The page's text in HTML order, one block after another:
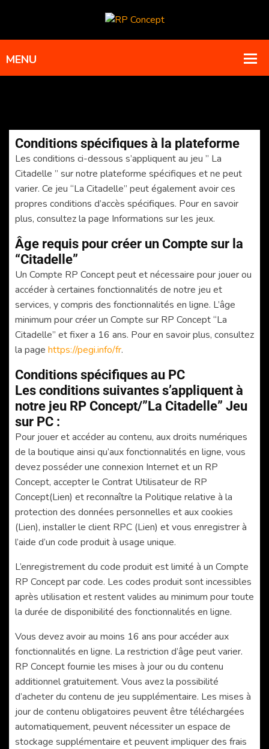
Conditions spécifiques à la plateforme
Les conditions ci-dessous s’appliquent au jeu ” La
Citadelle ” sur notre plateforme spécifiques et ne peut
varier. Ce jeu “La Citadelle” peut également avoir ces
propres conditions d’accès spécifiques. Pour en savoir
plus, consultez la page Informations sur les jeux.
Âge requis pour créer un Compte sur la
“Citadelle”
Un Compte RP Concept peut et nécessaire pour jouer ou
accéder à certaines fonctionnalités de notre jeu et
services, y compris des fonctionnalités en ligne. L’âge
minimum pour créer un Compte sur RP Concept “La
Citadelle” et fixer a 16 ans. Pour en savoir plus, consultez
la page https://pegi.info/fr.
Conditions spécifiques au PC
Les conditions suivantes s’appliquent à
notre jeu RP Concept/”La Citadelle” Jeu
sur PC :
Pour jouer et accéder au contenu, aux droits numériques
de la boutique ainsi qu’aux fonctionnalités en ligne, vous
devez posséder une connexion Internet et un RP
Concept, accepter le Contrat Utilisateur de RP
Concept(Lien) et reconnaître la Politique relative à la
protection des données personnelles et aux cookies
(Lien), installer le client RPC (Lien) et vous enregistrer à
l’aide d’un code produit à usage unique.
L’enregistrement du code produit est limité à un Compte
RP Concept par code. Les codes produit sont incessibles
après utilisation et restent valides au minimum pour toute
la durée de disponibilité des fonctionnalités en ligne.
Vous devez avoir au moins 16 ans pour accéder aux
fonctionnalités en ligne. La restriction d’âge peut varier.
RP Concept fournie les mises à jour ou du contenu
additionnel gratuitement. Vous avez la possibilité
d’acheter du contenu de jeu supplémentaire. Les mises à
jour de contenu obligatoires peuvent être téléchargées
automatiquement, peuvent nécessiter un espace de
stockage supplémentaire et peuvent impliquer des frais